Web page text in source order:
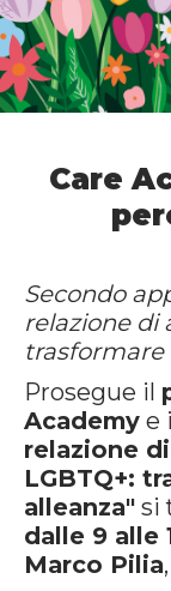
Care
Secondo
relazione di
trasformare
Prosegue il
Academy e
relazione
LGBTQ+:
alleanza" si
dalle 9 alle
Marco Pilia